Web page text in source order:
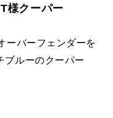
様クーパー
ーバーフェンダーを
ブルーのクーパー